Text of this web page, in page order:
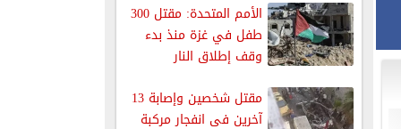
الأمم المتحدة: مقتل 300
طفل في غزة منذ بدء
وقف إطلاق النار
مقتل شخصين وإصابة 13
آخرين فى انفجار مركبة